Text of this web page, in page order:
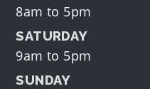
8am to 5pm
SATURDAY
9am to 5pm
SUNDAY